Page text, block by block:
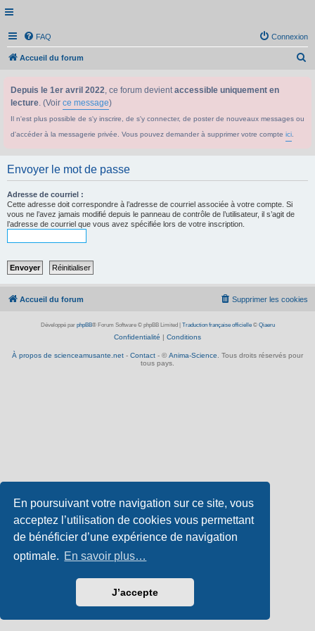
En poursuivant votre navigation sur ce site, vous
acceptez l’utilisation de cookies vous permettant
de bénéficier d’une expérience de navigation
optimale. En savoir plus…
J’accepte
FAQ Connexion
Accueil du forum
Depuis le 1er avril 2022, ce forum devientaccessible uniquement en
lecture. (Voir ce message)
Il n'est plus possible de s'y inscrire, de s'y connecter, de poster de nouveaux messages ou
d'accéder à la messagerie privée. Vous pouvez demander à supprimer votre compte ici
Envoyer le mot de passe
Adresse de courriel :
Cette adresse doit correspondre à l’adresse de courriel associée à votre compte. Si
vous ne l’avez jamais modifié depuis le panneau de contrôle de l’utilisateur, il s’agit de
l’adresse de courriel que vous avez spécifiée lors de votre inscription.
Accueil du forum Supprimer les cookies
Développé par phpBB® Forum Software © phpBB Limited Traduction française officielle© Qiaeru
Confidentialité | Conditions
À propos de scienceamusante.net - Contact - © Anima-Science . Tous droits réservés pour
tous pays.